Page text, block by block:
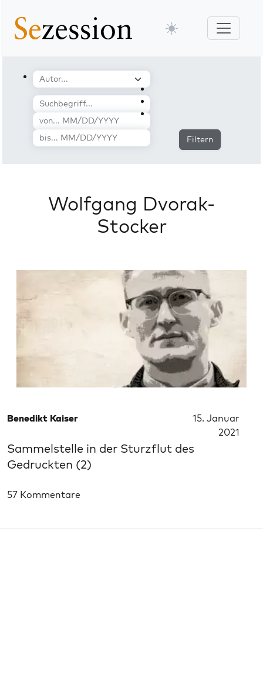
Filtern
Wolfgang Dvorak-
Stocker
Benedikt Kaiser
15. Januar
2021
Sammelstelle in der Sturzflut des
Gedruckten (2)
57 Kommentare